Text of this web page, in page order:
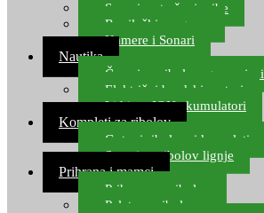
Sonari za traženje ribe
Ronilački program
Kamere i Sonari
Nautika
Čamci za ribolov, gumenjaci
Električni brodski motori
Lithium ION akumulatori
Kompleti za ribolov
Gotovi ribolovni kompleti
Setovi za ribolov lignje
Prihrana i mamci
Prihrana za ribolov
Pelete za ribolov